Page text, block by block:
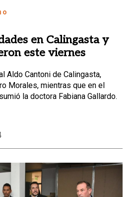
en Calingasta y
este viernes
Aldo Cantoni de Calingasta,
Morales, mientras que en el
la doctora Fabiana Gallardo.